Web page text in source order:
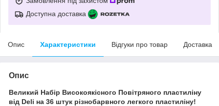
Доступна доставка
Опис Характеристики Відгуки про товар Доставка
Опис
Великий Набір Високоякісного Повітряного пластиліну
від Deli на 36 штук різнобарвного легкого пластиліну!